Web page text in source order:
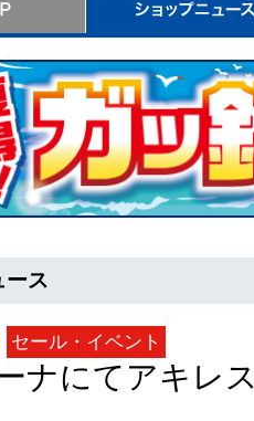
ース
セール・イベント
ナにてアキレ